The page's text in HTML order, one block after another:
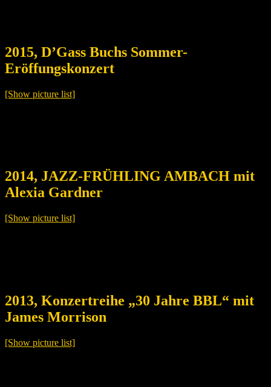
2015, D’Gass Buchs Sommer-
Eröffungskonzert
[Show picture list]
2014, JAZZ-FRÜHLING AMBACH mit
Alexia Gardner
[Show picture list]
2013, Konzertreihe „30 Jahre BBL“ mit
James Morrison
[Show picture list]